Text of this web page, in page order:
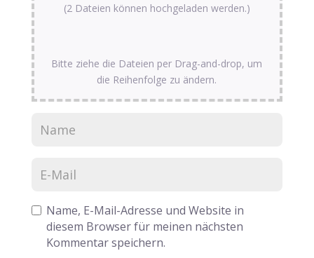
(2 Dateien können hochgeladen werden.)
Bitte ziehe die Dateien per Drag-and-drop, um
die Reihenfolge zu ändern.
Name, E-Mail-Adresse und Website in
diesem Browser für meinen nächsten
Kommentar speichern.